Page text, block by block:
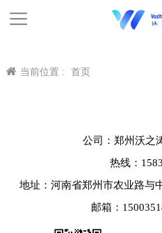
当前位置 : 首页
公司：郑州沃之
热线：
地址：河南省郑州市农业路与
邮箱：